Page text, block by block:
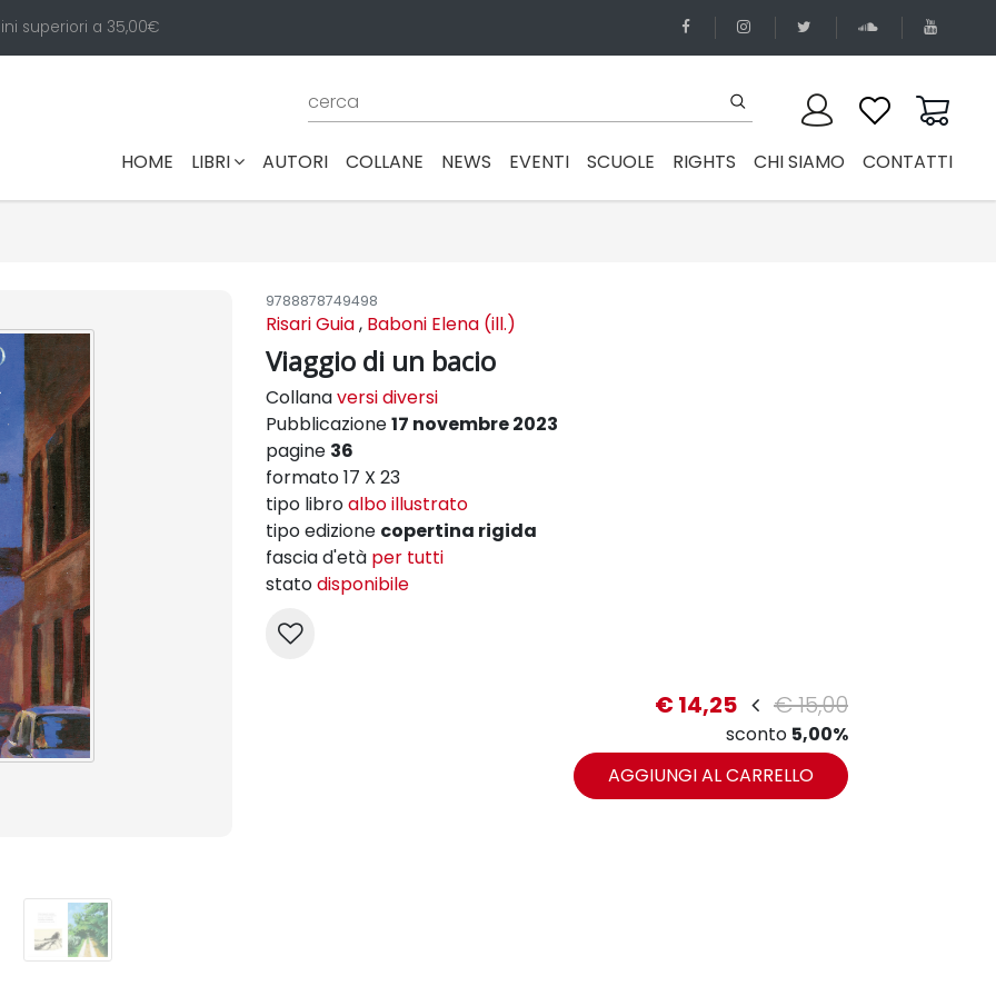
superiori a 35,00€
HOME (CURRENT)
LIBRI AUTORI COLLANE NEWS EVENTI SCUOLE RIGHTS CHI SIAMO CONTATTI
9788878749498
Risari Guia, Baboni Elena (ill.)
Viaggio di un bacio
Collanaversi diversi
Pubblicazione17 novembre 2023
pagine 36
formato 17 X 23
tipo libroalbo illustrato
tipo edizione copertina rigida
fascia d'età per tutti
statodisponibile
€ 14,25 € 15,00
sconto 5,00%
AGGIUNGI AL CARRELLO